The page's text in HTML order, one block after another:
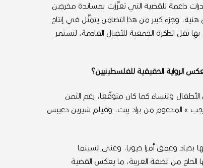
داعمة للقضية التي تعزّزت بمساندة مخرجين
وجزء كبير من هذا التضامن يتمثّل في إنتاج
الذاكرة الجمعية للأجيال القادمة، لتستمر
والنساء كما كان متوقّعا، رغم الثمن
رجب » المدعوم من براد بيت، وفيلم شيرين دعيبس
بحياد وعمق أمرا حيويا، وغنى السينما
وأراضي 48، مثل إيليا سليمان، ومخرجات مثل مها الحاج من الضفة الغربية، ما يعكس القضية